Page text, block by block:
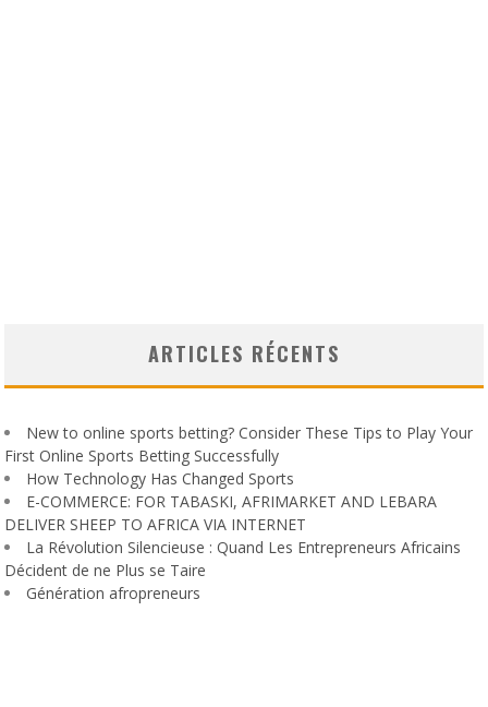
ARTICLES RÉCENTS
New to online sports betting? Consider These Tips to Play Your
First Online Sports Betting Successfully
How Technology Has Changed Sports
E-COMMERCE: FOR TABASKI, AFRIMARKET AND LEBARA
DELIVER SHEEP TO AFRICA VIA INTERNET
La Révolution Silencieuse : Quand Les Entrepreneurs Africains
Décident de ne Plus se Taire
Génération afropreneurs